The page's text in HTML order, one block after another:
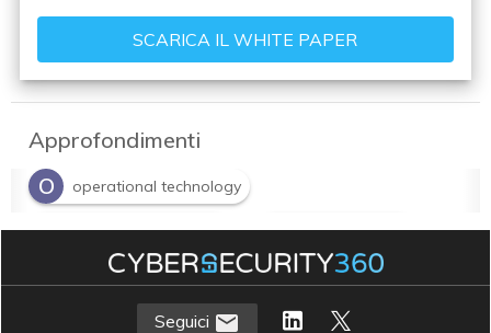
Approfondimenti
O
operational technology
S Security Level Target S Security Levels
sicurezza OT
Seguici